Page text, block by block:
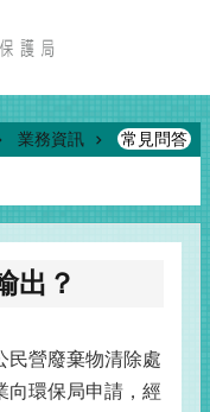
業務資訊 常見問答
出？
民營廢棄物清除處
向環保局申請，經